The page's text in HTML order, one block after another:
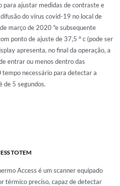
para ajustar medidas de contraste e
do vírus covid-19 no local de
março de 2020 "e subsequente
ponto de ajuste de 37,5 ° c (pode ser
apresenta, no final da operação, a
entrar ou menos dentro das
tempo necessário para detectar a
de 5 segundos.
TOTEM
Access é um scanner equipado
térmico preciso, capaz de detectar